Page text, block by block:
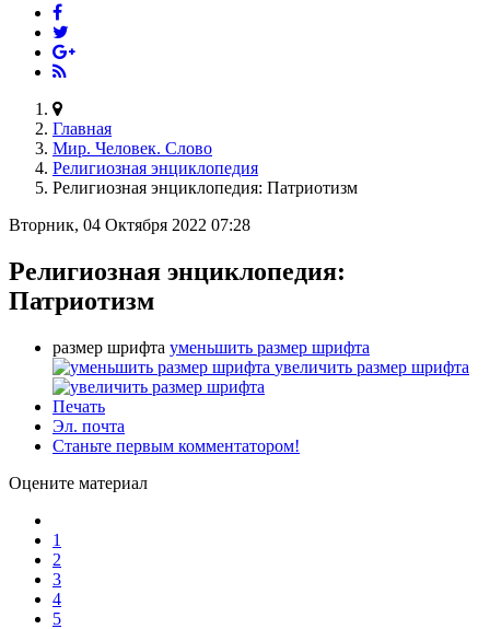
Главная
Мир. Человек. Слово
Религиозная энциклопедия
Религиозная энциклопедия: Патриотизм
Вторник, 04 Октября 2022 07:28
Религиозная энциклопедия:
Патриотизм
размер шрифта уменьшить размер шрифта
увеличить размер шрифта
Печать
Эл. почта
Станьте первым комментатором!
Оцените материал
1
2
3
4
5